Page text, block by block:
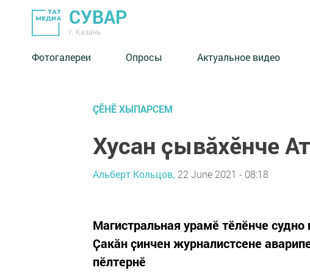
СУВАР
г. Казань
Фотогалереи Опросы Актуальное видео
ÇӖНӖ ХЫПАРСЕМ
Хусан ҫывӑхӗнче
Альберт Кольцов, 22 June 2021 - 08:18
Магистральная урамӗ тӗлӗнче
Ҫакӑн ҫинчен журналистсене
пӗлтернӗ